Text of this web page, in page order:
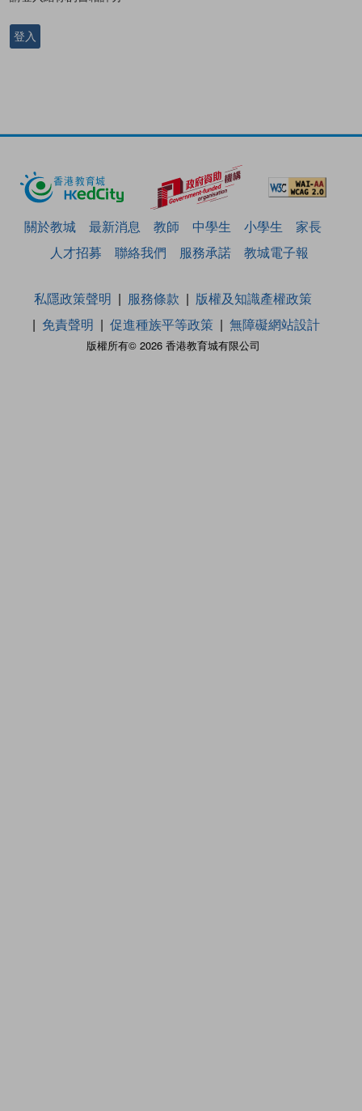
登入
關於教城 最新消息 教師 中學生 小學生
家長
人才招募
聯絡我們 服務承諾 教城電子報
版權所有© 2026 香港教育城有限公司
私隱政策聲明 服務條款
版權及知識產權政策
免責聲明
促進種族平等政策 無障礙網站設計